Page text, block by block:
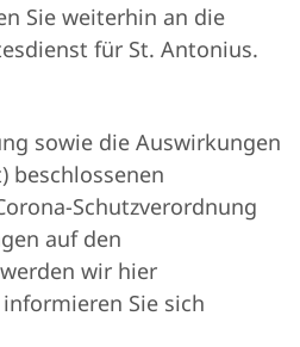
Sie weiterhin an die
für St. Antonius.
sowie die Auswirkungen
beschlossenen
Schutzverordnung
auf den
wir hier
Sie sich